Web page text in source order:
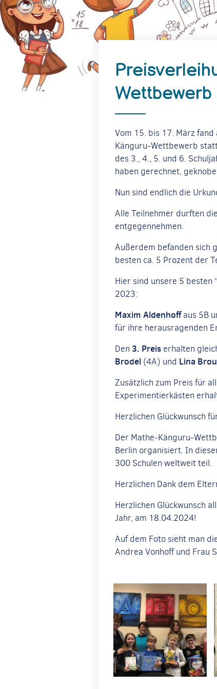
Vom 15. bis 17. März
Känguru-Wettbewerb
des 3., 4., 5. und 6.
haben gerechnet,
Nun sind endlich die
Alle Teilnehmer durften
entgegennehmen.
Außerdem befanden sich
besten ca. 5 Prozent der
Hier sind unsere 5 besten
2023:
Maxim Aldenhoffaus 5B
für ihre herausragenden
Den 3. Preis erhalten
Brodel (4A) und Lina
Zusätzlich zum Preis für
Experimentierkästen
Herzlichen Glückwunsch
Der Mathe-Känguru-
Berlin organisiert. In
300 Schulen weltweit teil.
Herzlichen Dank dem
Herzlichen Glückwunsch
Jahr, am 18.04.2024!
Auf dem Foto sieht man
Andrea Vonhoff und Frau